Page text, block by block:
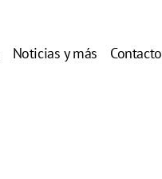
Noticias y más Contacto